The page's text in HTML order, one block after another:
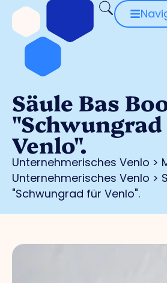
Säule Bas
Venlo".
Unternehmerisches Venlo >
Unternehmerisches Venlo >
"Schwungrad für Venlo".